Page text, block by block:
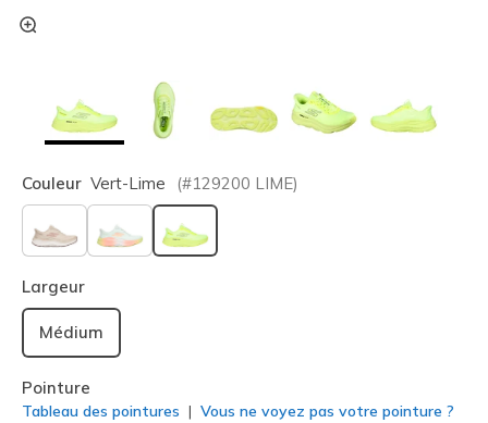
Couleur Vert-Lime (#129200 LIME)
sélectionné
Largeur
Médium
Pointure
Tableau des pointures Vous ne voyez pas votre pointure ?